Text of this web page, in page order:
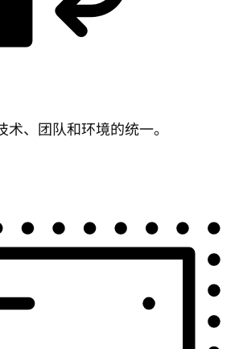
、团队和环境的统一。